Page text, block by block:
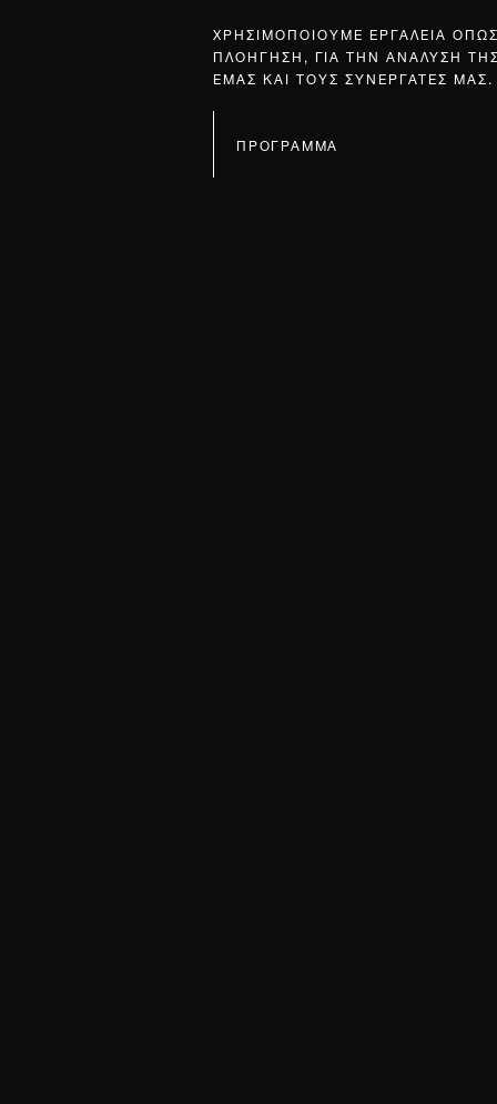
ΧΡΗΣΙΜΟΠΟΙΟΥΜΕ ΕΡΓΑΛΕΙΑ
ΠΛΟΗΓΗΣΗ, ΓΙΑ ΤΗΝ ΑΝΑΛΥΣΗ
ΕΜΑΣ ΚΑΙ ΤΟΥΣ ΣΥΝΕΡΓΑΤΕΣ ΜΑΣ.
ΠΡΟΓΡΑΜΜΑ